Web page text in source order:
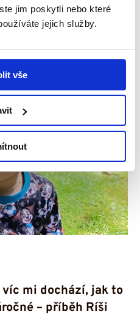
jim poskytli nebo které
jejich služby.
vše
mi dochází, jak to
– příběh Ríši